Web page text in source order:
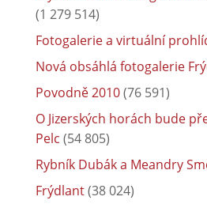
(1 279 514)
Fotogalerie a virtuální
Nová obsáhlá fotogalerie
Povodně 2010(76 591)
O Jizerských horách bude
Pelc (54 805)
Rybník Dubák a Meandry
Frýdlant(38 024)